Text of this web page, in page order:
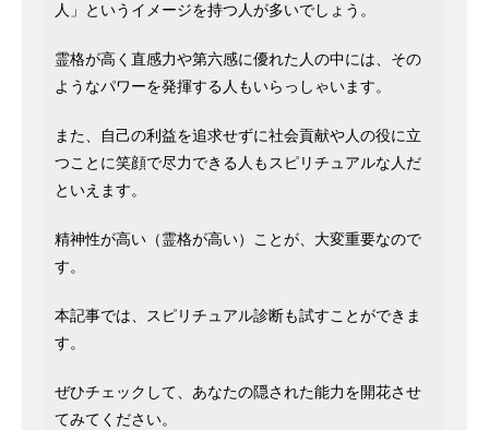
人」というイメージを持つ人が多いでしょう。
霊格が高く直感力や第六感に優れた人の中には、その
ようなパワーを発揮する人もいらっしゃいます。
また、自己の利益を追求せずに社会貢献や人の役に立
つことに笑顔で尽力できる人もスピリチュアルな人だ
といえます。
精神性が高い（霊格が高い）ことが、大変重要なので
す。
本記事では、スピリチュアル診断も試すことができま
す。
ぜひチェックして、あなたの隠された能力を開花させ
てみてください。